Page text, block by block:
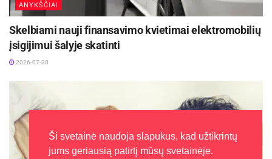
ANYKŠČIAI
Skelbiami nauji finansavimo kvietimai elektromobilių
įsigijimui šalyje skatinti
2026-07-30
Ši svetainė naudoja slapukus, kad užtikrintų
jums geriausią patirtį mūsų svetainėje.